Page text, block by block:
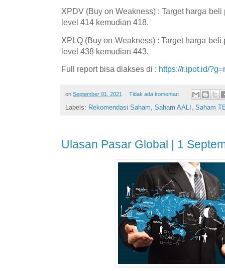
XPDV (Buy on Weakness) : Target harga
level 414 kemudian 418.
XPLQ (Buy on Weakness) : Target harga
level 438 kemudian 443.
Full report bisa diakses di : https://r.ipot.id/
on September 01, 2021 Tidak ada komentar:
Labels: Rekomendasi Saham, Saham AALI , Saham
Ulasan Pasar Global | 1